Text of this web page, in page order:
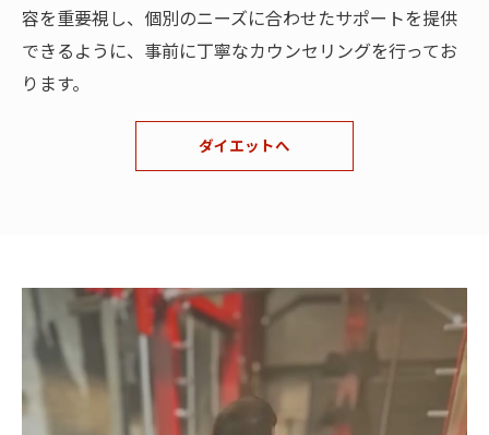
容を重要視し、個別のニーズに合わせたサポートを提供
できるように、事前に丁寧なカウンセリングを行ってお
ります。
ダイエットへ